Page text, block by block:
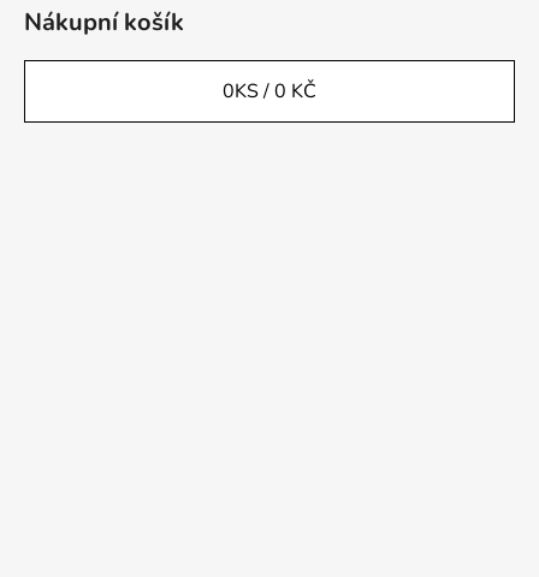
Nákupní košík
0KS /0 KČ